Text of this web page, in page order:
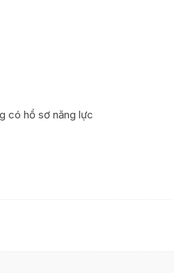
có hồ sơ năng lực